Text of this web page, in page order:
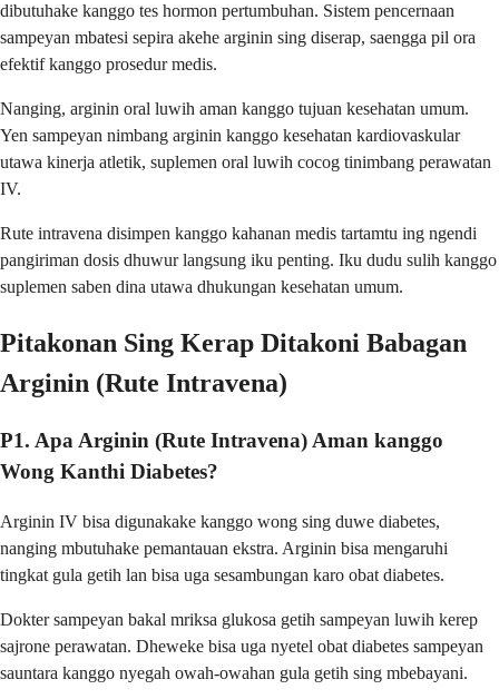
dibutuhake kanggo tes hormon pertumbuhan. Sistem pencernaan
sampeyan mbatesi sepira akehe arginin sing diserap, saengga pil ora
efektif kanggo prosedur medis.
Nanging, arginin oral luwih aman kanggo tujuan kesehatan umum.
Yen sampeyan nimbang arginin kanggo kesehatan kardiovaskular
utawa kinerja atletik, suplemen oral luwih cocog tinimbang perawatan
IV.
Rute intravena disimpen kanggo kahanan medis tartamtu ing ngendi
pangiriman dosis dhuwur langsung iku penting. Iku dudu sulih kanggo
suplemen saben dina utawa dhukungan kesehatan umum.
Pitakonan Sing Kerap Ditakoni Babagan
Arginin (Rute Intravena)
P1. Apa Arginin (Rute Intravena) Aman kanggo
Wong Kanthi Diabetes?
Arginin IV bisa digunakake kanggo wong sing duwe diabetes,
nanging mbutuhake pemantauan ekstra. Arginin bisa mengaruhi
tingkat gula getih lan bisa uga sesambungan karo obat diabetes.
Dokter sampeyan bakal mriksa glukosa getih sampeyan luwih kerep
sajrone perawatan. Dheweke bisa uga nyetel obat diabetes sampeyan
sauntara kanggo nyegah owah-owahan gula getih sing mbebayani.